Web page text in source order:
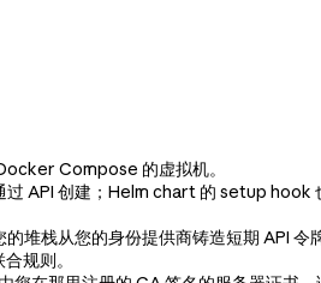
Compose 的虚拟机。
过 API 创建；Helm chart 的 setup hook
的堆栈从您的身份提供商铸造短期 API
规则。